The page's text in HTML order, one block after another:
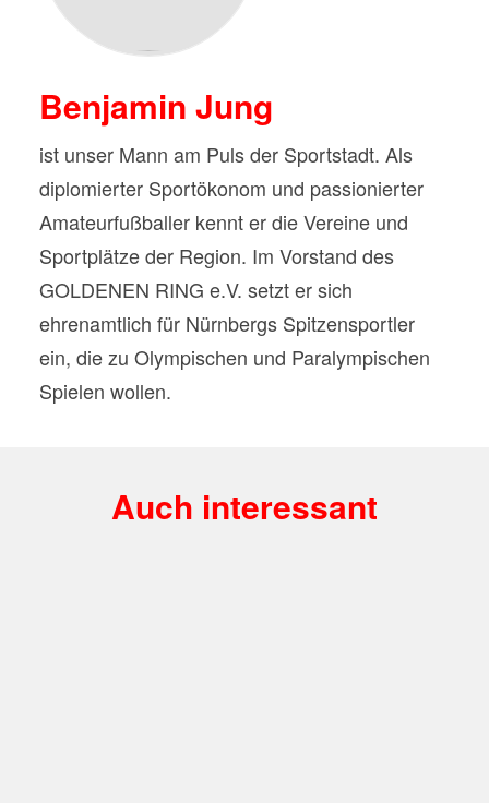
Benjamin Jung
ist unser Mann am Puls der Sportstadt. Als
diplomierter Sportökonom und passionierter
Amateurfußballer kennt er die Vereine und
Sportplätze der Region. Im Vorstand des
GOLDENEN RING e.V. setzt er sich
ehrenamtlich für Nürnbergs Spitzensportler
ein, die zu Olympischen und Paralympischen
Spielen wollen.
Auch interessant